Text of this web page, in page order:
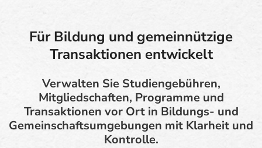
Für Bildung und gemeinnützige
Transaktionen entwickelt
Verwalten Sie Studiengebühren,
Mitgliedschaften, Programme und
Transaktionen vor Ort in Bildungs- und
Gemeinschaftsumgebungen mit Klarheit und
Kontrolle.